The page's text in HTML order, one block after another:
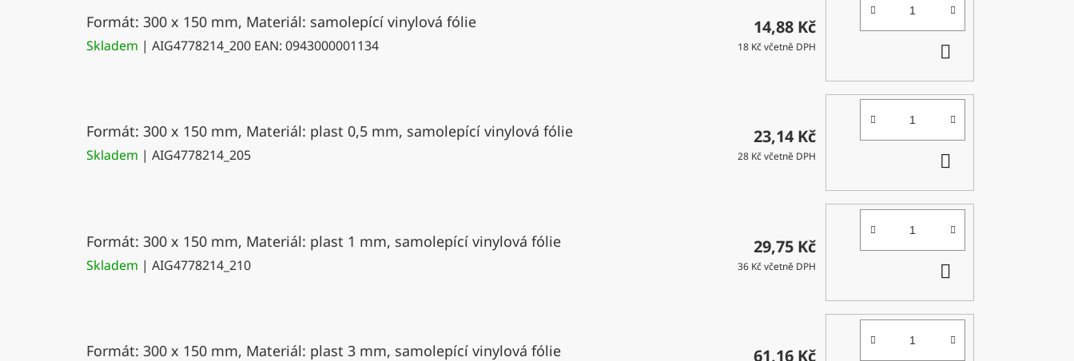
Formát: 300 x 150 mm, Materiál: samolepící vinylová fólie
Skladem | AIG4778214_200 EAN: 0943000001134
14,88 Kč
18 Kč včetně DPH
KOŠÍKU
Formát: 300 x 150 mm, Materiál: plast 0,5 mm, samolepící vinylová fólie
Skladem | AIG4778214_205
23,14 Kč
28 Kč včetně DPH
KOŠÍKU
Formát: 300 x 150 mm, Materiál: plast 1 mm, samolepící vinylová fólie
Skladem | AIG4778214_210
29,75 Kč
36 Kč včetně DPH
KOŠÍKU
Formát: 300 x 150 mm, Materiál: plast 3 mm, samolepící vinylová fólie 61,16 Kč